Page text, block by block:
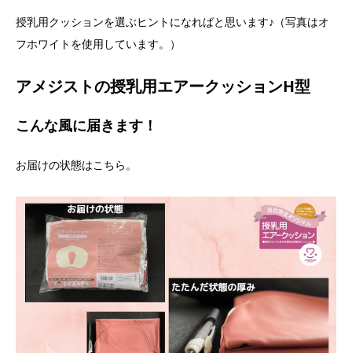
授乳用クッションを選ぶヒントになればと思います♪（写真はオ
フホワイトを使用しています。）
アメジストの授乳用エアークッションH型
こんな風に届きます！
お届けの状態はこちら。